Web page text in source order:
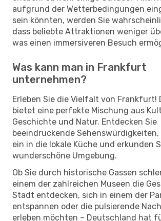
aufgrund der Wetterbedingungen
sein könnten, werden Sie
dass beliebte Attraktionen weniger
was einen immersiveren Besuch
Was kann man in Frankfurt
unternehmen?
Erleben Sie die Vielfalt von Frankfurt!
bietet eine perfekte Mischung aus
Geschichte und Natur. Entdecken Sie
beeindruckende
ein in die lokale Küche und erkunden
wunderschöne Umgebung.
Ob Sie durch historische Gassen
einem der zahlreichen Museen die
Stadt entdecken, sich in einem der
entspannen oder die pulsierende
erleben möchten – Deutschland hat